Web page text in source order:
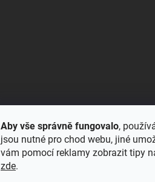
Aby vše správně fungovalo,
jsou nutné pro chod webu, jiné
vám pomocí reklamy zobrazit tipy
zde.